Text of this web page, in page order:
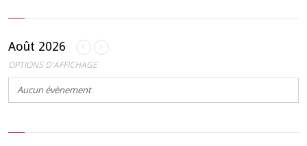
Août 2026
OPTIONS D'AFFICHAGE
Aucun évènement